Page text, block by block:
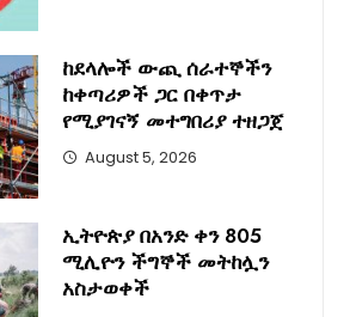
ከደላሎች ውጪ ሰራተኞችን
ከቀጣሪዎች ጋር በቀጥታ
የሚያገናኝ መተግበሪያ ተዘጋጀ
August 5, 2026
ኢትዮጵያ በአንድ ቀን 805
ሚሊዮን ችግኞች መትከሏን
አስታወቀች